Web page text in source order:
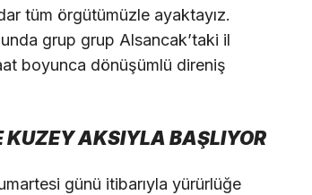
tüm örgütümüzle ayaktayız.
grup grup Alsancak’taki il
boyunca dönüşümlü direniş
KUZEY AKSIYLA BAŞLIYOR
günü itibarıyla yürürlüğe